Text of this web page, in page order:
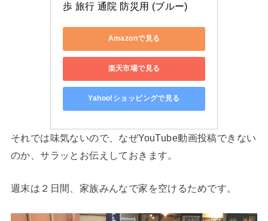
歩 旅行 通院 防災用 (ブルー)
Amazonで見る
楽天市場で見る
Yahoo!ショッピングで見る
それでは味気ないので、なぜYouTube動画投稿できない
のか、サラッとお伝えしておきます。
週末は２日間、家族みんなで家を空けるためです。